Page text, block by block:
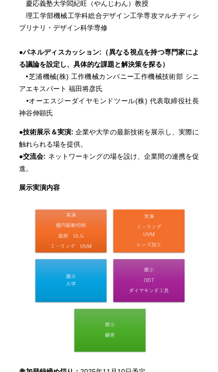
慶応義塾大学閻紀旺（やんじわん）教授
理工学部機械工学科総合デザイン工学専攻マルチディシ
プリナリ・デザイン科学専修
●パネルディスカッション:（異なる視点を持つ専門家によ
る議論を設定し、具体的な課題と解決策を探る）
•芝浦機械(株) 工作機械カンパニー工作機械技術部 シニ
アエキスパート 福田将彦氏
•オーエスジーダイヤモンドツール(株) 代表取締役社長
神谷伸顕氏
●技術展示＆実演: 企業や大学の最新技術を展示し、実際に
触れられる場を提供。
●交流会: ネットワーキングの場を設け、企業間の連携を促
進。
展示実演内容